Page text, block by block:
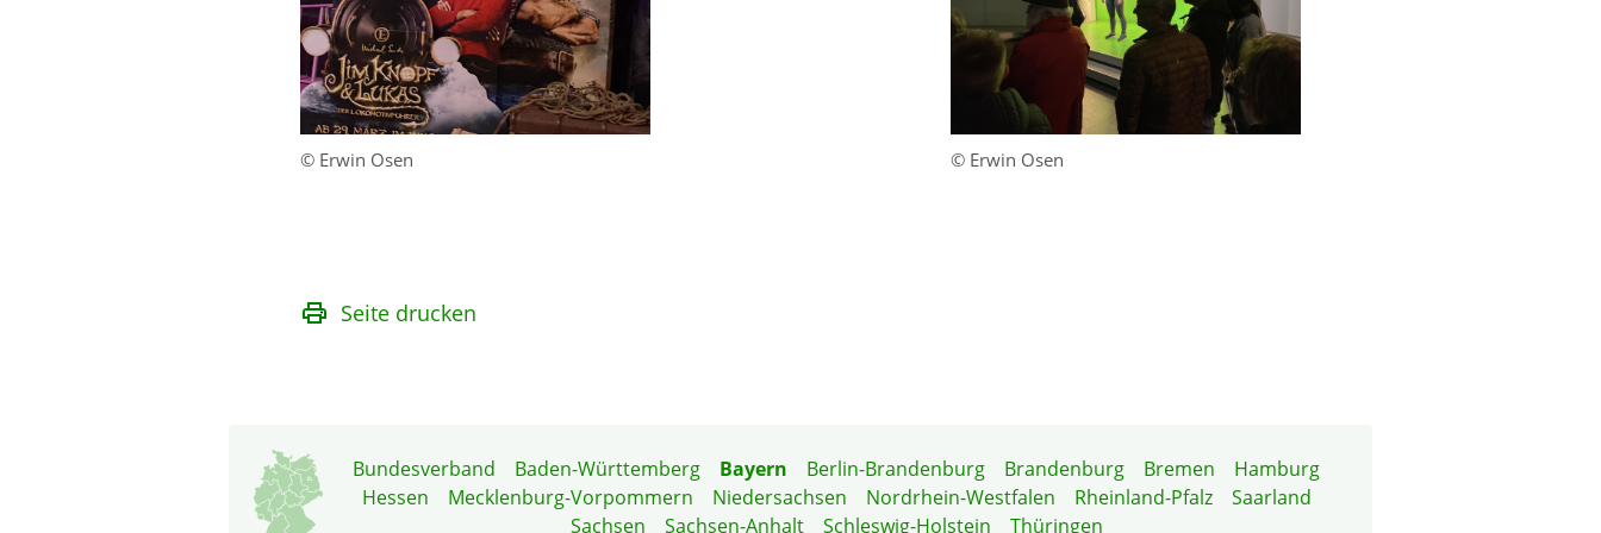
© Erwin Osen © Erwin Osen
Seite drucken
Bundesverband Baden-Württemberg Bayern Berlin-Brandenburg Brandenburg Bremen
Hamburg
Hessen
Mecklenburg-Vorpommern Niedersachsen Nordrhein-Westfalen Rheinland-Pfalz
Saarland
Sachsen
Sachsen-Anhalt Schleswig-Holstein Thüringen